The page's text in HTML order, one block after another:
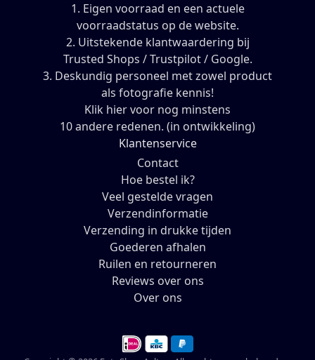
1. Eigen voorraad en een actuele
voorraadstatus op de website.
2. Uitstekende klantwaardering bij
Trusted Shops / Trustpilot / Google.
3. Deskundig personeel met zowel product
als fotografie kennis!
Klik hier voor nog minstens
10 andere redenen. (in ontwikkeling)
Klantenservice
Contact
Hoe bestel ik?
Veel gestelde vragen
Verzendinformatie
Verzending in drukke tijden
Goederen afhalen
Ruilen en retourneren
Reviews over ons
Over ons